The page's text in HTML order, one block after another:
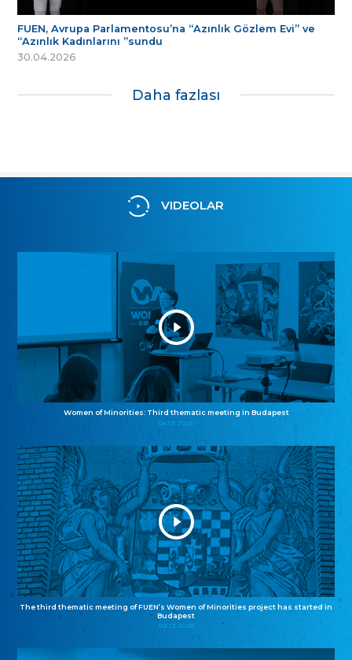
FUEN, Avrupa Parlamentosu’na “Azınlık Gözlem Evi” ve
“Azınlık Kadınlarını ”sundu
30.04.2026
Daha fazlası
VIDEOLAR
Women of Minorities: Third thematic meeting in Budapest
04.12.2025
The third thematic meeting of FUEN’s Women of Minorities project has started in
Budapest
02.12.2025